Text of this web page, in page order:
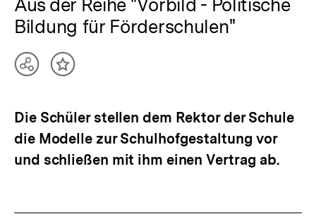
Aus der Reihe "Vorbild - Politische
Bildung für Förderschulen"
TeilenInhalt
Die Schüler stellen dem Rektor der Schule
die Modelle zur Schulhofgestaltung vor
und schließen mit ihm einen Vertrag ab.